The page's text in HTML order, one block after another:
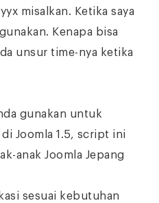
misalkan. Ketika saya
Kenapa bisa
unsur time-nya ketika
gunakan untuk
Joomla 1.5, script ini
anak Joomla Jepang
sesuai kebutuhan